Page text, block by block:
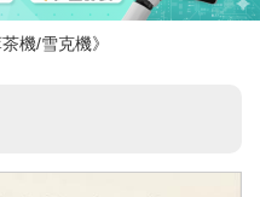
機/雪克機